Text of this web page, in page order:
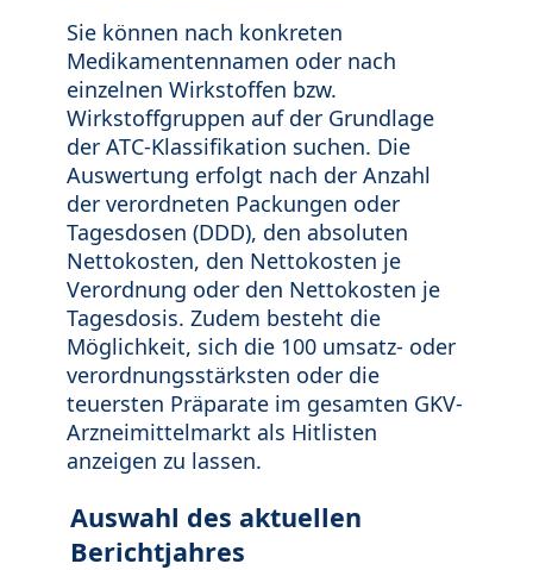
Sie können nach konkreten
Medikamentennamen oder nach
einzelnen Wirkstoffen bzw.
Wirkstoffgruppen auf der Grundlage
der ATC-Klassifikation suchen. Die
Auswertung erfolgt nach der Anzahl
der verordneten Packungen oder
Tagesdosen (DDD), den absoluten
Nettokosten, den Nettokosten je
Verordnung oder den Nettokosten je
Tagesdosis. Zudem besteht die
Möglichkeit, sich die 100 umsatz- oder
verordnungsstärksten oder die
teuersten Präparate im gesamten GKV-
Arzneimittelmarkt als Hitlisten
anzeigen zu lassen.
Auswahl des aktuellen
Berichtjahres